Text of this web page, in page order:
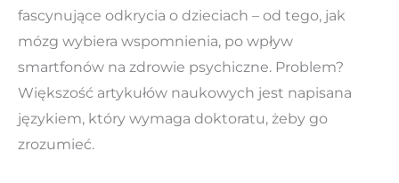
fascynujące odkrycia o dzieciach – od tego, jak
mózg wybiera wspomnienia, po wpływ
smartfonów na zdrowie psychiczne. Problem?
Większość artykułów naukowych jest napisana
językiem, który wymaga doktoratu, żeby go
zrozumieć.